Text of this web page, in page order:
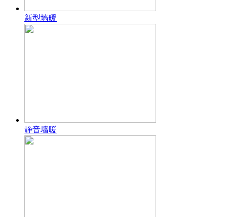
新型墙暖
静音墙暖